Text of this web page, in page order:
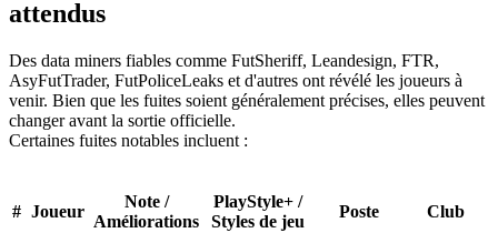
attendus
Des data miners fiables comme FutSheriff, Leandesign, FTR,
AsyFutTrader, FutPoliceLeaks et d'autres ont révélé les joueurs à
venir. Bien que les fuites soient généralement précises, elles peuvent
changer avant la sortie officielle.
Certaines fuites notables incluent :
# Joueur
Note /
Améliorations
PlayStyle+ /
Styles de jeu
Poste Club